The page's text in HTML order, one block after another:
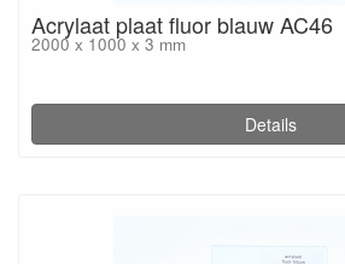
Acrylaat plaat fluor blauw AC46
2000 x 1000 x 3 mm
Details